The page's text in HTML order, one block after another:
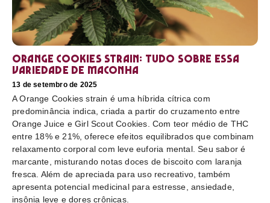
Orange Cookies strain: tudo sobre essa
variedade de maconha
13 de setembro de 2025
A Orange Cookies strain é uma híbrida cítrica com
predominância indica, criada a partir do cruzamento entre
Orange Juice e Girl Scout Cookies. Com teor médio de THC
entre 18% e 21%, oferece efeitos equilibrados que combinam
relaxamento corporal com leve euforia mental. Seu sabor é
marcante, misturando notas doces de biscoito com laranja
fresca. Além de apreciada para uso recreativo, também
apresenta potencial medicinal para estresse, ansiedade,
insônia leve e dores crônicas.